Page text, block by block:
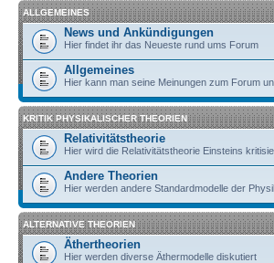
ALLGEMEINES
News und Ankündigungen
Hier findet ihr das Neueste rund ums Forum
Allgemeines
Hier kann man seine Meinungen zum Forum
KRITIK PHYSIKALISCHER THEORIEN
Relativitätstheorie
Hier wird die Relativitätstheorie Einsteins
Andere Theorien
Hier werden andere Standardmodelle der
ALTERNATIVE THEORIEN
Äthertheorien
Hier werden diverse Äthermodelle diskutiert